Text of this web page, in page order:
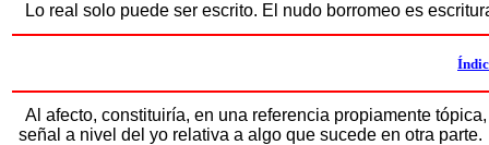
Lo real solo puede ser escrito. El nudo borromeo es
Al afecto, constituiría, en una referencia propiamente
señal a nivel del yo relativa a algo que sucede en otra parte.